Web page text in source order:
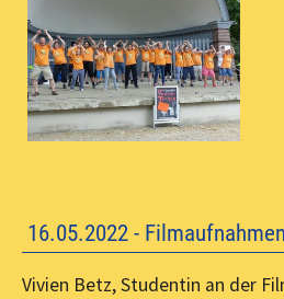
16.05.2022 - Filmaufnahmen
Vivien Betz, Studentin an der